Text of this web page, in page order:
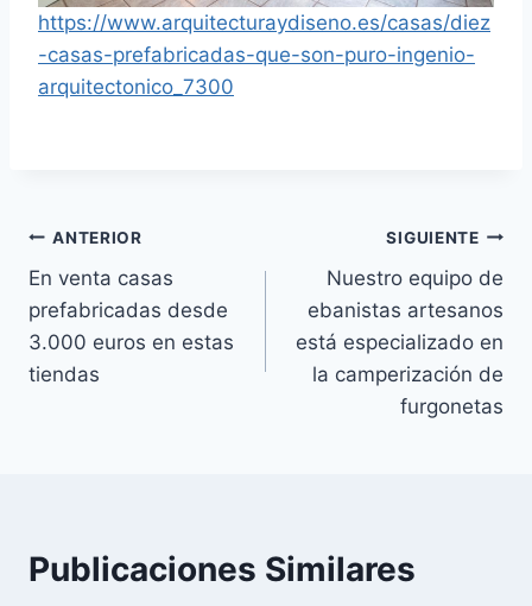
https://www.arquitecturaydiseno.es/casas/diez
-casas-prefabricadas-que-son-puro-ingenio-
arquitectonico_7300
Navegación
de
entradas
ANTERIOR
En venta casas
prefabricadas desde
3.000 euros en estas
tiendas
SIGUIENTE
Nuestro equipo de
ebanistas artesanos
está especializado en
la camperización de
furgonetas
Publicaciones Similares